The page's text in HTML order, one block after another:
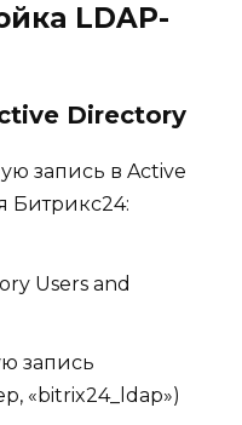
LDAP-
Directory
запись в Active
Битрикс24:
Users and
запись
«bitrix24_ldap»)